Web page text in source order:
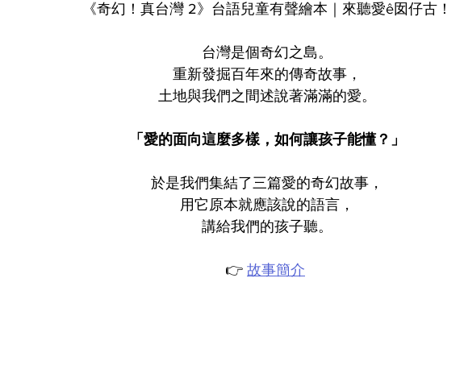
《奇幻！真台灣 2》台語兒童有聲繪本｜來聽愛ê囡仔古！
台灣是個奇幻之島。
重新發掘百年來的傳奇故事，
土地與我們之間述說著滿滿的愛。
「愛的面向這麼多樣，如何讓孩子能懂？」
於是我們集結了三篇愛的奇幻故事，
用它原本就應該說的語言，
講給我們的孩子聽。
👉 故事簡介